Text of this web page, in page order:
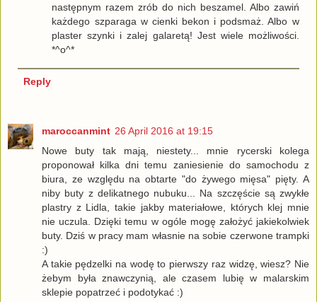
następnym razem zrób do nich beszamel. Albo zawiń
każdego szparaga w cienki bekon i podsmaż. Albo w
plaster szynki i zalej galaretą! Jest wiele możliwości.
*^o^*
Reply
maroccanmint 26 April 2016 at 19:15
Nowe buty tak mają, niestety... mnie rycerski kolega
proponował kilka dni temu zaniesienie do samochodu z
biura, ze względu na obtarte "do żywego mięsa" pięty. A
niby buty z delikatnego nubuku... Na szczęście są zwykłe
plastry z Lidla, takie jakby materiałowe, których klej mnie
nie uczula. Dzięki temu w ogóle mogę założyć jakiekolwiek
buty. Dziś w pracy mam własnie na sobie czerwone trampki
:)
A takie pędzelki na wodę to pierwszy raz widzę, wiesz? Nie
żebym była znawczynią, ale czasem lubię w malarskim
sklepie popatrzeć i podotykać :)